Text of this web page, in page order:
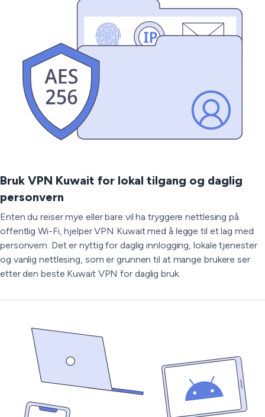
Bruk VPN Kuwait for lokal tilgang og daglig
personvern
Enten du reiser mye eller bare vil ha tryggere nettlesing på
offentlig Wi-Fi, hjelper VPN Kuwait med å legge til et lag med
personvern. Det er nyttig for daglig innlogging, lokale tjenester
og vanlig nettlesing, som er grunnen til at mange brukere ser
etter den beste Kuwait VPN for daglig bruk.